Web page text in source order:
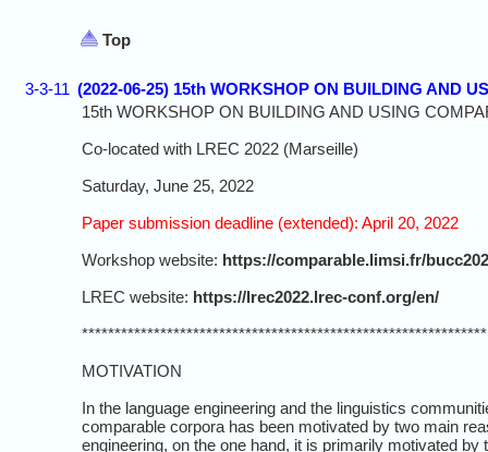
Top
3-3-11 (2022-06-25) 15th WORKSHOP ON BUILDING AND
15th WORKSHOP ON BUILDING AND USING
Co-located with LREC 2022 (Marseille)
Saturday, June 25, 2022
Paper submission deadline (extended): April 20, 2022
Workshop website: https://comparable.limsi.fr/
LREC website: https://lrec2022.lrec-conf.org/en/
**************************************************************
MOTIVATION
In the language engineering and the linguistics
comparable corpora has been motivated by two main
engineering, on the one hand, it is primarily motivated by